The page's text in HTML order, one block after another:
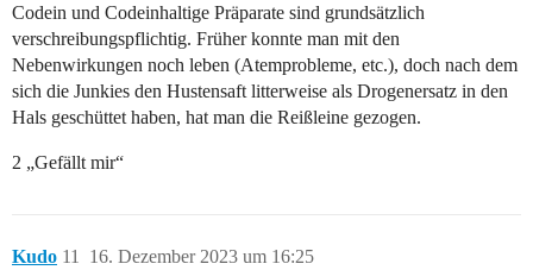
Codein und Codeinhaltige Präparate sind grundsätzlich
verschreibungspflichtig. Früher konnte man mit den
Nebenwirkungen noch leben (Atemprobleme, etc.), doch nach dem
sich die Junkies den Hustensaft litterweise als Drogenersatz in den
Hals geschüttet haben, hat man die Reißleine gezogen.
2 „Gefällt mir“
Kudo 16. Dezember 2023 um 16:25
11